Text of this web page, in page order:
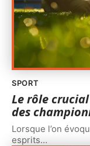
SPORT
Le rôle
des
Lorsque l’on
esprits…